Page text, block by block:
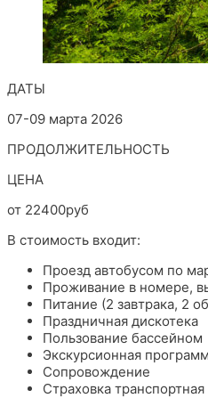
ДАТЫ
07-09 марта 2026
ПРОДОЛЖИТЕЛЬНОСТЬ
ЦЕНА
от 22400руб
В стоимость входит:
Проезд автобусом по
Проживание в номере,
Питание (2 завтрака, 2
Праздничная дискотека
Пользование бассейном
Экскурсионная
Сопровождение
Страховка транспортная